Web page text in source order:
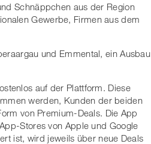
Schnäppchen aus der Region
Gewerbe, Firmen aus dem
und Emmental, ein Ausbau
auf der Plattform. Diese
werden, Kunden der beiden
von Premium-Deals. Die App
Stores von Apple und Google
ist, wird jeweils über neue Deals